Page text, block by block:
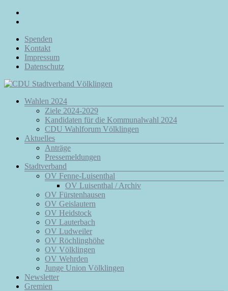
Zum
Inhalt
Spenden
Kontakt
Impressum
Datenschutz
CDU
Stadtverband
Völklingen
Euch.
Menü
Wahlen 2024
Ziele 2024-2029
Kandidaten für die Kommunalwahl 2024
CDU Wahlforum Völklingen
Aktuelles
Anträge
Pressemeldungen
Stadtverband
OV Fenne-Luisenthal
OV Luisenthal / Archiv
OV Fürstenhausen
OV Geislautern
OV Heidstock
OV Lauterbach
OV Ludweiler
OV Röchlinghöhe
OV Völklingen
OV Wehrden
Junge Union Völklingen
Newsletter
Gremien